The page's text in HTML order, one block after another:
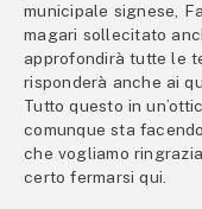
municipale signese,
magari sollecitato
approfondirà tutte le
risponderà anche ai
Tutto questo in
comunque sta
che vogliamo
certo fermarsi qui.